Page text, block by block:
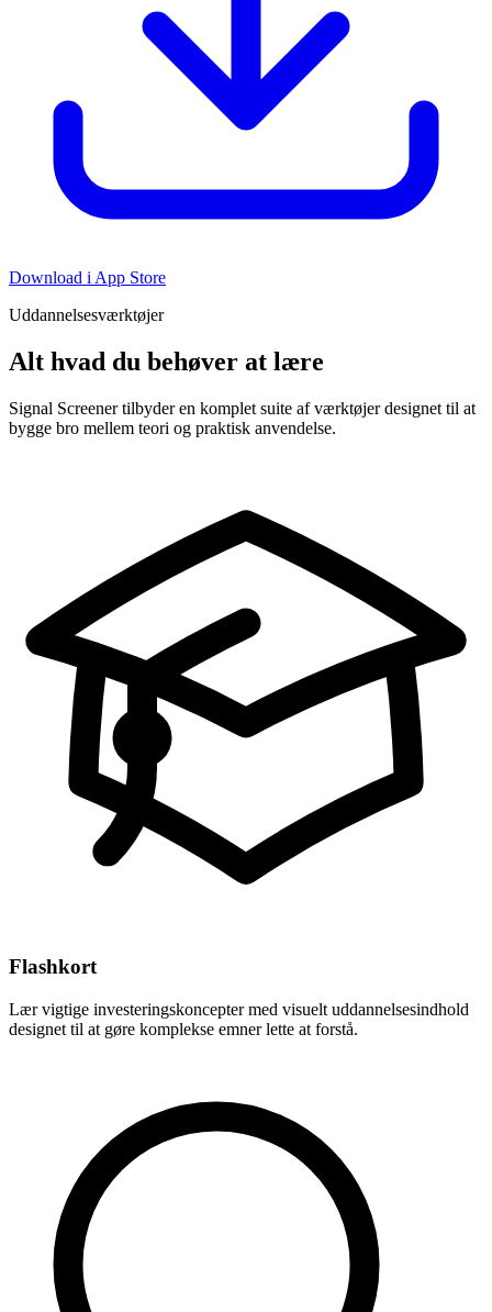
Download i App Store
Uddannelsesværktøjer
Alt hvad du behøver at lære
Signal Screener tilbyder en komplet suite af værktøjer designet til at
bygge bro mellem teori og praktisk anvendelse.
Flashkort
Lær vigtige investeringskoncepter med visuelt uddannelsesindhold
designet til at gøre komplekse emner lette at forstå.